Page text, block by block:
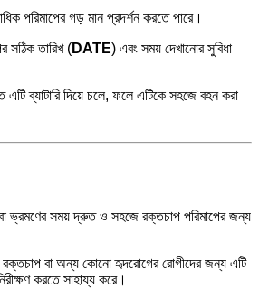
পরিমাপের গড় মান প্রদর্শন করতে পারে।
সঠিক তারিখ (DATE) এবং সময় দেখানোর সুবিধা
এটি ব্যাটারি দিয়ে চলে, ফলে এটিকে সহজে বহন করা
ভ্রমণের সময় দ্রুত ও সহজে রক্তচাপ পরিমাপের জন্য
রক্তচাপ বা অন্য কোনো হৃদরোগের রোগীদের জন্য এটি
করতে সাহায্য করে।